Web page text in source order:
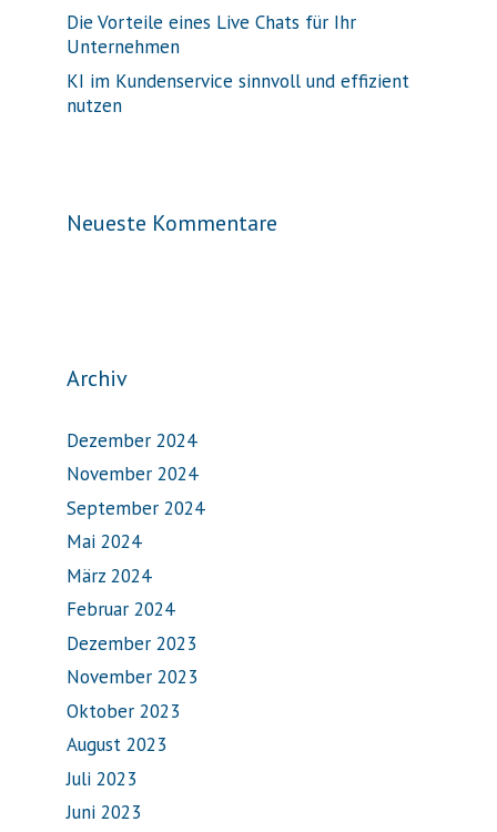
Die Vorteile eines Live Chats für Ihr
Unternehmen
KI im Kundenservice sinnvoll und effizient
nutzen
Neueste Kommentare
Archiv
Dezember 2024
November 2024
September 2024
Mai 2024
März 2024
Februar 2024
Dezember 2023
November 2023
Oktober 2023
August 2023
Juli 2023
Juni 2023